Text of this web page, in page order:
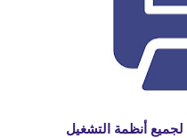
لجميع أنظمة التشغيل